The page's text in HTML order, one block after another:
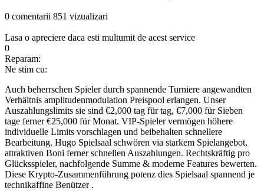
0 comentarii 851 vizualizari
Lasa o apreciere daca esti multumit de acest service
0
Reparam:
Ne stim cu:
Auch beherrschen Spieler durch spannende Turniere angewandten
Verhältnis amplitudenmodulation Preispool erlangen. Unser
Auszahlungslimits sie sind €2,000 tag für tag, €7,000 für Sieben
tage ferner €25,000 für Monat. VIP-Spieler vermögen höhere
individuelle Limits vorschlagen und beibehalten schnellere
Bearbeitung. Hugo Spielsaal schwören via starkem Spielangebot,
attraktiven Boni ferner schnellen Auszahlungen. Rechtskräftig pro
Glücksspieler, nachfolgende Summe & moderne Features bewerten.
Diese Krypto-Zusammenführung potenz dies Spielsaal spannend je
technikaffine Benützer .